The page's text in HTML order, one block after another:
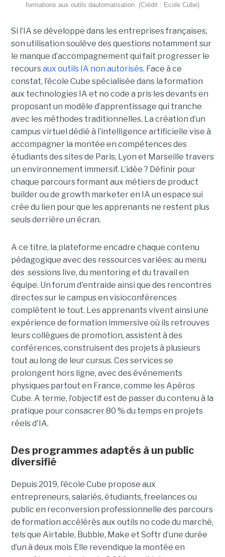
formations aux outils dautomatisation. (Crédit : Ecole Cube)
Si l’IA se développe dans les entreprises françaises,
son utilisation soulève des questions notamment sur
le manque d’accompagnement qui fait progresser le
recoursaux outils IA non autorisés. Face à ce
constat, l’école Cube spécialisée dans la formation
aux technologies IA et no code a pris les devants en
proposant un modèle d’apprentissage qui tranche
avec les méthodes traditionnelles. La création d’un
campus virtuel dédié à l’intelligence artificielle vise à
accompagner la montée en compétences des
étudiants des sites de Paris, Lyon et Marseille travers
un environnement immersif. L’idée ? Définir pour
chaque parcours formant aux métiers de product
builder ou de growth marketer en IA un espace sui
crée du lien pour que les apprenants ne restent plus
seuls derrière un écran.
A ce titre, la plateforme encadre chaque contenu
pédagogique avec des ressources variées: au menu
des sessions live, du mentoring et du travail en
équipe. Un forum d'entraide ainsi que des rencontres
directes sur le campus en visioconférences
complètent le tout. Les apprenants vivent ainsi une
expérience de formation immersive où ils retrouves
leurs collègues de promotion, assistent à des
conférences, construisent des projets à plusieurs
tout au long de leur cursus. Ces services se
prolongent hors ligne, avec des événements
physiques partout en France, comme les Apéros
Cube. A terme, l’objectif est de passer du contenu à la
pratique pour consacrer 80 % du temps en projets
réels d'IA.
Des programmes adaptés à un public
diversifié
Depuis 2019, l’école Cube propose aux
entrepreneurs, salariés, étudiants, freelances ou
public en reconversion professionnelle des parcours
de formation accélérés aux outils no code du marché,
tels que Airtable, Bubble, Make et Softr d’une durée
d’un à deux mois Elle revendique la montée en